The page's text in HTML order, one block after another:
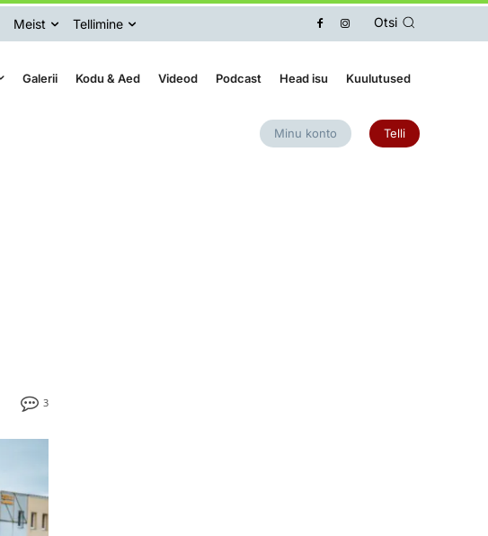
Meist Tellimine Otsi
Galerii Kodu & Aed Videod Podcast Head isu Kuulutused
Minu konto Telli
3